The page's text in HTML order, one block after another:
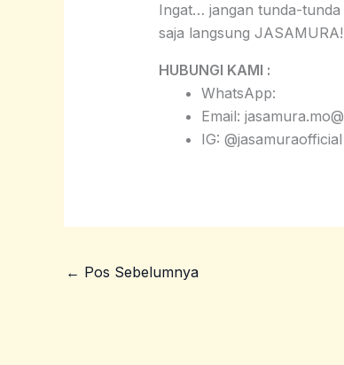
Ingat… jangan tunda-
saja langsung JASAMURA!
HUBUNGI KAMI :
WhatsApp:
Email:
IG: @jasamuraofficial
← Pos Sebelumnya